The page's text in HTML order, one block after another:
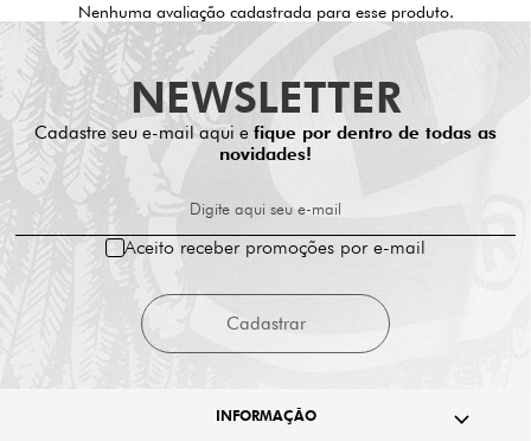
Nenhuma avaliação cadastrada para esse produto.
NEWSLETTER
Cadastre seu e-mail aqui e fique por dentro de todas as
novidades!
Digite aqui seu e-mail
Cadastrar
Aceito receber promoções por e-mail
INFORMAÇÃO